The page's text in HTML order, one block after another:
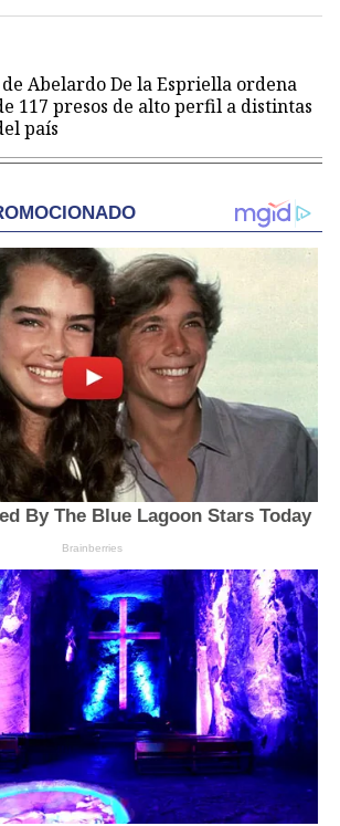
Abelardo De la Espriella ordena
117 presos de alto perfil a distintas
país